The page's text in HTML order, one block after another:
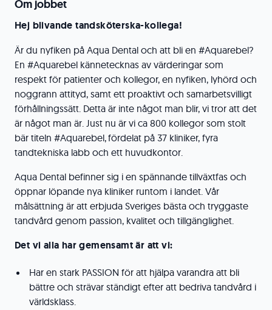
Om jobbet
Hej blivande tandsköterska-kollega!
Är du nyfiken på Aqua Dental och att bli en #Aquarebel?
En #Aquarebel kännetecknas av värderingar som
respekt för patienter och kollegor, en nyfiken, lyhörd och
noggrann attityd, samt ett proaktivt och samarbetsvilligt
förhållningssätt. Detta är inte något man blir, vi tror att det
är något man är. Just nu är vi ca 800 kollegor som stolt
bär titeln #Aquarebel, fördelat på 37 kliniker, fyra
tandtekniska labb och ett huvudkontor.
Aqua Dental befinner sig i en spännande tillväxtfas och
öppnar löpande nya kliniker runtom i landet. Vår
målsättning är att erbjuda Sveriges bästa och tryggaste
tandvård genom passion, kvalitet och tillgänglighet.
Det vi alla har gemensamt är att vi:
Har en stark PASSION för att hjälpa varandra att bli
bättre och strävar ständigt efter att bedriva tandvård i
världsklass.